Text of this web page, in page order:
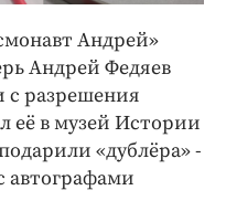
Андрей»
Андрей Федяев
с разрешения
её в музей Истории
«дублёра» -